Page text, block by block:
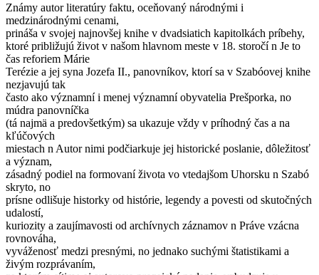
Známy autor literatúry faktu, oceňovaný národnými i
medzinárodnými cenami,
prináša v svojej najnovšej knihe v dvadsiatich kapitolkách príbehy,
ktoré približujú život v našom hlavnom meste v 18. storočí n Je to
čas reforiem Márie
Terézie a jej syna Jozefa II., panovníkov, ktorí sa v Szabóovej knihe
nezjavujú tak
často ako významní i menej významní obyvatelia Prešporka, no
múdra panovníčka
(tá najmä a predovšetkým) sa ukazuje vždy v príhodný čas a na
kľúčových
miestach n Autor nimi podčiarkuje jej historické poslanie, dôležitosť
a význam,
zásadný podiel na formovaní života vo vtedajšom Uhorsku n Szabó
skryto, no
prísne odlišuje historky od histórie, legendy a povesti od skutočných
udalostí,
kuriozity a zaujímavosti od archívnych záznamov n Práve vzácna
rovnováha,
vyváženosť medzi presnými, no jednako suchými štatistikami a
živým rozprávaním,